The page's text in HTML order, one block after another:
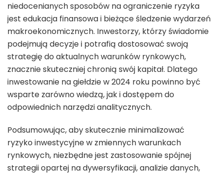
niedocenianych sposobów na ograniczenie ryzyka
jest edukacja finansowa i bieżące śledzenie wydarzeń
makroekonomicznych. Inwestorzy, którzy świadomie
podejmują decyzje i potrafią dostosować swoją
strategię do aktualnych warunków rynkowych,
znacznie skuteczniej chronią swój kapitał. Dlatego
inwestowanie na giełdzie w 2024 roku powinno być
wsparte zarówno wiedzą, jak i dostępem do
odpowiednich narzędzi analitycznych.
Podsumowując, aby skutecznie minimalizować
ryzyko inwestycyjne w zmiennych warunkach
rynkowych, niezbędne jest zastosowanie spójnej
strategii opartej na dywersyfikacji, analizie danych,